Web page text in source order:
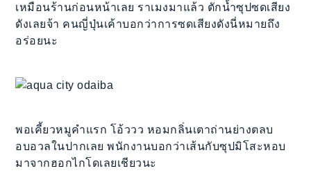
เหมือนร้านก่อนหน้าเลย ราเมงมาแล้ว ตักน้ำซุปซดเสียง
ดังเลยจ้า คนญี่ปุ่นเค้าบอกว่าการซดเสียงดังนี่หมายถึง
อร่อยนะ
พอเคี้ยวหมูคำแรก โอ้ววว หอมกลิ่นเตาถ่านย่างตลบ
อบอวลในปากเลย พนักงานบอกว่าเส้นกับซุปมิโสะหอบ
มาจากฮอกไกโดเลยเชียวนะ